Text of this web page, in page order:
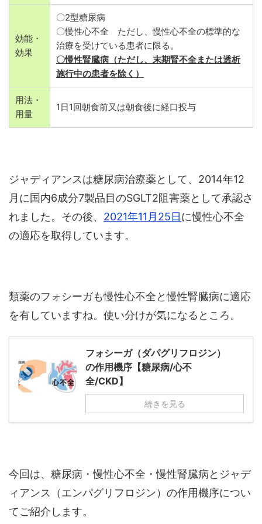
効能・
効果
〇2型糖尿病
〇慢性心不全 ただし、慢性心不全の標準的な
治療を受けている患者に限る。
〇慢性腎臓病（ただし、末期腎不全または透析
施行中の患者を除く）
用法・
用量
1日1回朝食前又は朝食後に経口投与
ジャディアンスは糖尿病治療薬として、2014年12
月に国内6成分7製品目のSGLT2阻害薬として承認さ
れました。その後、 2021年11月25日に慢性心不全
の適応を取得しています。
類薬のフォシーガも慢性心不全と慢性腎臓病に適応
を有していますね。使い分けが気になるところ。
フォシーガ（ダパグリフロジン）
の作用機序【糖尿病/心不
全/CKD】
続きを見る
今回は、糖尿病・慢性心不全・慢性腎臓病とジャデ
ィアンス（エンパグリフロジン）の作用機序につい
てご紹介します。